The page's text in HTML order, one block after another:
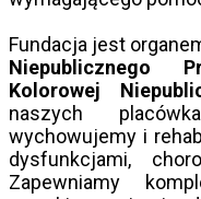
Fundacja jest
Niepublicznego
Kolorowej
naszych
wychowujemy i
dysfunkcjami,
Zapewniamy